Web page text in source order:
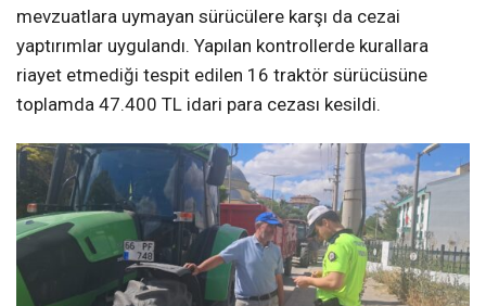
mevzuatlara uymayan sürücülere karşı da cezai
yaptırımlar uygulandı. Yapılan kontrollerde kurallara
riayet etmediği tespit edilen 16 traktör sürücüsüne
toplamda 47.400 TL idari para cezası kesildi.